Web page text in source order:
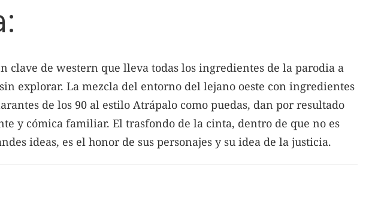
clave de western que lleva todas los ingredientes de la parodia a
explorar. La mezcla del entorno del lejano oeste con ingredientes
de los 90 al estilo Atrápalo como puedas, dan por resultado
y cómica familiar. El trasfondo de la cinta, dentro de que no es
ideas, es el honor de sus personajes y su idea de la justicia.